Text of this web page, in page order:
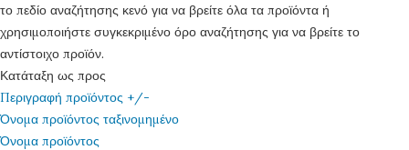
το πεδίο αναζήτησης κενό για να βρείτε όλα τα προϊόντα ή
χρησιμοποιήστε συγκεκριμένο όρο αναζήτησης για να βρείτε το
αντίστοιχο προϊόν.
Κατάταξη ως προς
Περιγραφή προϊόντος +/-
Όνομα προϊόντος ταξινομημένο
Όνομα προϊόντος